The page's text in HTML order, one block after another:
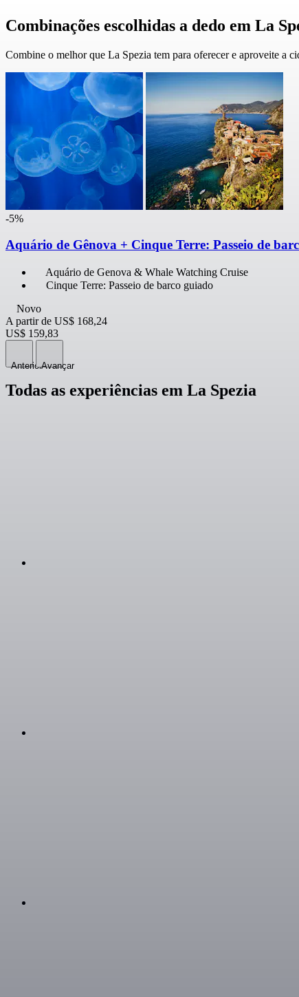
Combinações escolhidas a dedo em La
Combine o melhor que La Spezia tem para oferecer e aproveite a
-5%
Aquário de Gênova + Cinque Terre: Passeio de
Aquário de Genova & Whale Watching Cruise
Cinque Terre: Passeio de barco guiado
Novo
A partir de US$ 168,24
US$ 159,83
AnteriorAvançar
Todas as experiências em La Spezia